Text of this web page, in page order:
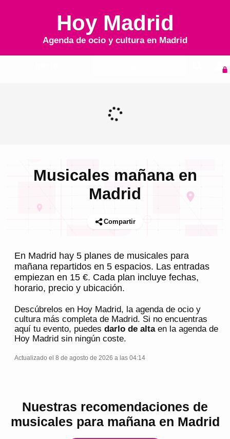
Hoy Madrid
Agenda de ocio y cultura en Madrid
Musicales mañana en
Madrid
Compartir
En Madrid hay 5 planes de musicales para
mañana repartidos en 5 espacios. Las entradas
empiezan en 15 €. Cada plan incluye fechas,
horario, precio y ubicación.
Descúbrelos en Hoy Madrid, la agenda de ocio y
cultura más completa de Madrid. Si no encuentras
aquí tu evento, puedes darlo de altaen la agenda de
Hoy Madrid sin ningún coste.
Actualizado el 8 de agosto de 2026 a las 04:14
Nuestras recomendaciones de
musicales para mañana en Madrid